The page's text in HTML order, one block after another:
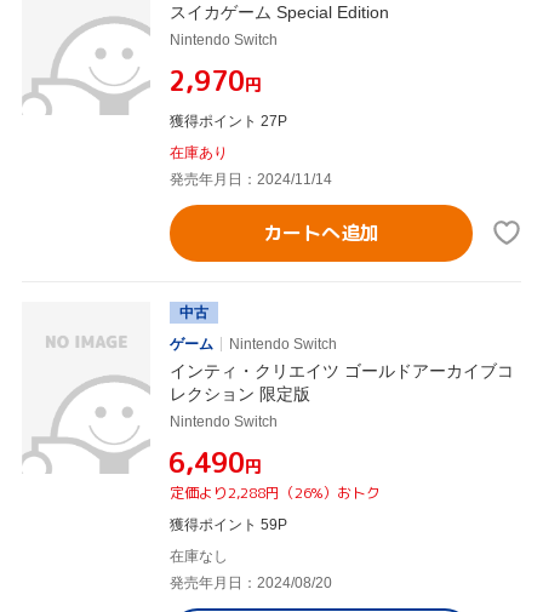
スイカゲーム Special Edition
Nintendo Switch
¥2,970円
獲得ポイント 27P
在庫あり
発売年月日：2024/11/14
カートへ追加
中古
ゲーム
Nintendo Switch
インティ・クリエイツ ゴールドアーカイブコ
レクション 限定版
Nintendo Switch
¥6,490円
定価より2,288円（26%）おトク
獲得ポイント 59P
在庫なし
発売年月日：2024/08/20